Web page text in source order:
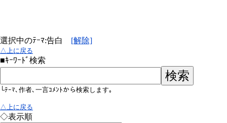
選択中のﾃｰﾏ:告白 [解除]
△上に戻る
■ｷｰﾜｰﾄﾞ検索
└ﾃｰﾏ､作者､一言ｺﾒﾝﾄから検索します｡
△上に戻る
◇表示順